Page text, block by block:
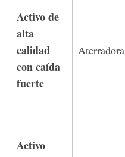
Activo de
alta
calidad
con caída
fuerte
Aterradora
Activo